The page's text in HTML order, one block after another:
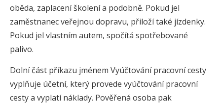
oběda, zaplacení školení a podobně. Pokud jel
zaměstnanec veřejnou dopravu, přiloží také jízdenky.
Pokud jel vlastním autem, spočítá spotřebované
palivo.
Dolní část příkazu jménem Vyúčtování pracovní cesty
vyplňuje účetní, který provede vyúčtování pracovní
cesty a vyplatí náklady. Pověřená osoba pak